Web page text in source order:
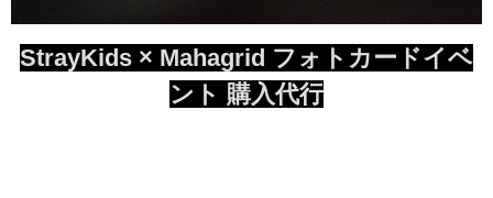
StrayKids × Mahagrid フォトカードイベ
ント 購入代行